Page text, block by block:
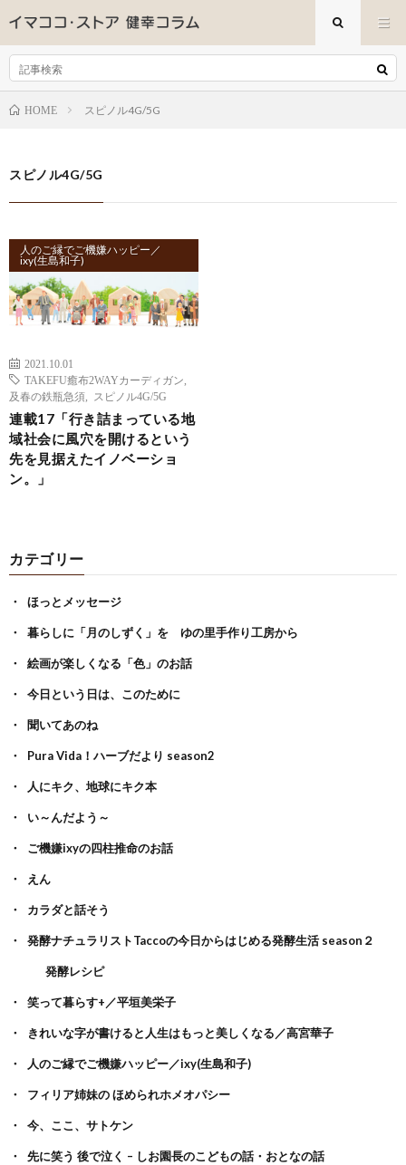
HOME スピノル4G/5G
スピノル4G/5G
人のご縁でご機嫌ハッピー／
ixy(生島和子)
2021.10.01
TAKEFU癒布2WAYカーディガン
及春の鉄瓶急須
スピノル4G/5G
連載17「行き詰まっている地
域社会に風穴を開けるという
先を見据えたイノベーショ
ン。」
カテゴリー
ほっとメッセージ
暮らしに「月のしずく」を ゆの里手作り工房から
絵画が楽しくなる「色」のお話
今日という日は、このために
聞いてあのね
Pura Vida！ハーブだより season2
人にキク、地球にキク本
い～んだよう～
ご機嫌ixyの四柱推命のお話
えん
カラダと話そう
発酵ナチュラリストTaccoの今日からはじめる発酵生活 season２
発酵レシピ
笑って暮らす+／平垣美栄子
きれいな字が書けると人生はもっと美しくなる／高宮華子
人のご縁でご機嫌ハッピー／ixy(生島和子)
フィリア姉妹の ほめられホメオパシー
今、ここ、サトケン
先に笑う 後で泣く – しお園長のこどもの話・おとなの話